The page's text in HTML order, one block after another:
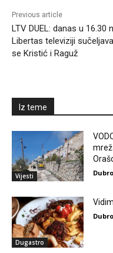
Previous article
LTV DUEL: danas u 16.30
Libertas televiziji
se Kristić i Raguž
Iz teme
Vijesti
Dugastro